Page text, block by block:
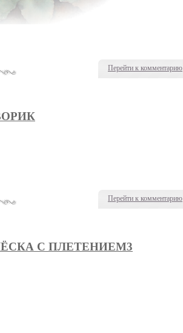
Перейти к комментарию
Перейти к комментарию
С ПЛЕТЕНИЕМ3